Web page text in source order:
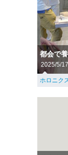
都会で
2025/5/
ホロニク